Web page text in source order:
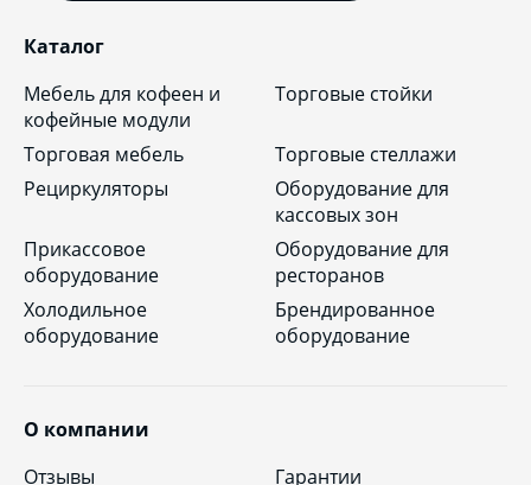
Каталог
Мебель для кофеен и
кофейные модули
Торговые стойки
Торговая мебель
Торговые стеллажи
Рециркуляторы
Оборудование для
кассовых зон
Прикассовое
оборудование
Оборудование для
ресторанов
Холодильное
оборудование
Брендированное
оборудование
О компании
Отзывы
Гарантии